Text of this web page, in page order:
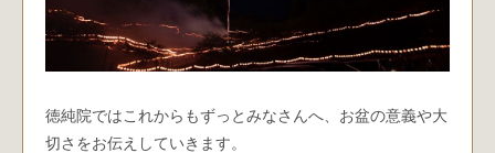
徳純院ではこれからもずっとみなさんへ、お盆の意義や大
切さをお伝えしていきます。